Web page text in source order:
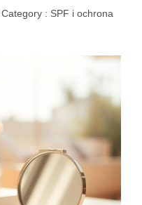
Category : SPF i ochrona